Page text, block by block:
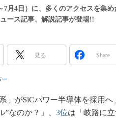
IoT
エレクトロニクス入門
Japan）
直前エンジニアの社会人大
ード ～Behind the
で起こったこと、次の10年
と
で探るアジアの新トレンド
術を知る
7月4日）に、多くのアクセスを集
ース記事、解説記事が登場!!
見る Share
ー
」がSiCパワー半導体を採用へ
なのか？」、 3位は「岐路に